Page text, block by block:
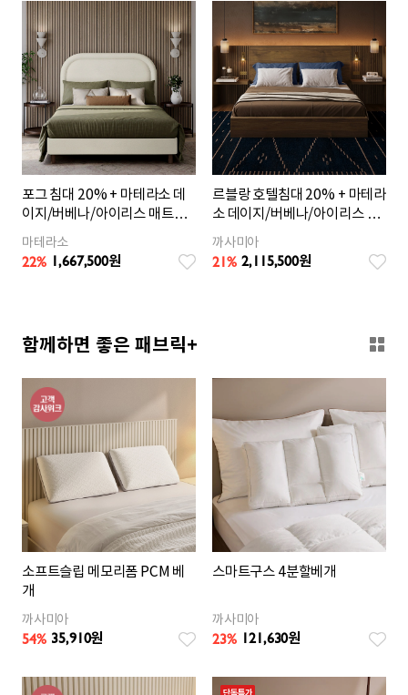
포그 침대 20% + 마테라소 데
이지/버베나/아이리스 매트리
스 25%OFF (Q)
마테라소
22% 1,667,500원
르블랑 호텔침대 20% + 마테라
소 데이지/버베나/아이리스 매
트리스 25% (Q)
까사미아
21% 2,115,500원
함께하면 좋은 패브릭+
소프트슬립 메모리폼 PCM 베
개
까사미아
54% 35,910원
스마트구스 4분할베개
까사미아
23% 121,630원